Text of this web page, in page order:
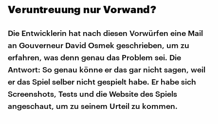
Veruntreuung nur Vorwand?
Die Entwicklerin hat nach diesen Vorwürfen eine Mail
an Gouverneur David Osmek geschrieben, um zu
erfahren, was denn genau das Problem sei. Die
Antwort: So genau könne er das gar nicht sagen, weil
er das Spiel selber nicht gespielt habe. Er habe sich
Screenshots, Tests und die Website des Spiels
angeschaut, um zu seinem Urteil zu kommen.